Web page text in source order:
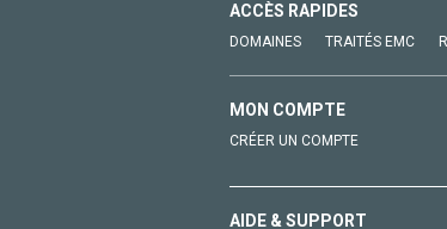
ACCÈS RAPIDES
DOMAINES TRAITÉS EMC
MON COMPTE
CRÉER UN COMPTE
AIDE & SUPPORT